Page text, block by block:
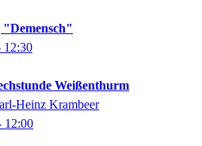
12:30
Weißenthurm
Heinz Krambeer
12:00